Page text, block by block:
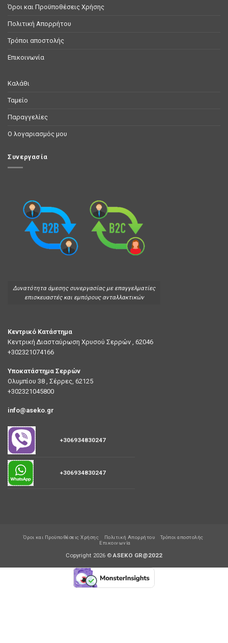
Όροι και Προϋποθέσεις Χρήσης
Πολιτική Απορρήτου
Τρόποι αποστολής
Επικοινωνία
Καλάθι
Ταμείο
Παραγγελίες
Ο λογαριασμός μου
Συνεργασία
Δυνατότητα άμεσης συνεργασίας με επαγγελματίες
επισκευαστές και εμπόρους ανταλλακτικών
Κεντρικό Κατάστημα
Κεντρική Διασταύρωση Χρυσού Σερρών , 62046
+302321074166
Υποκατάστημα Σερρών
Ολυμπίου 38 , Σέρρες, 62125
+302321045800
info@aseko.gr
+306934830247
+306934830247
Όροι και Προϋποθέσεις Χρήσης Πολιτική Απορρήτου
Τρόποι αποστολής
Επικοινωνία
Copyright 2026 ©ASEKO GR@2022